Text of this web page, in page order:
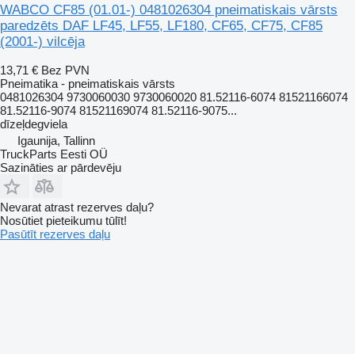
WABCO CF85 (01.01-) 0481026304 pneimatiskais vārsts
paredzēts DAF LF45, LF55, LF180, CF65, CF75, CF85
(2001-) vilcēja
13,71 € Bez PVN
Pneimatika - pneimatiskais vārsts
0481026304 9730060030 9730060020 81.52116-6074 81521166074
81.52116-9074 81521169074 81.52116-9075...
dīzeļdegviela
Igaunija, Tallinn
TruckParts Eesti OÜ
Sazināties ar pārdevēju
Nevarat atrast rezerves daļu?
Nosūtiet pieteikumu tūlīt!
Pasūtīt rezerves daļu